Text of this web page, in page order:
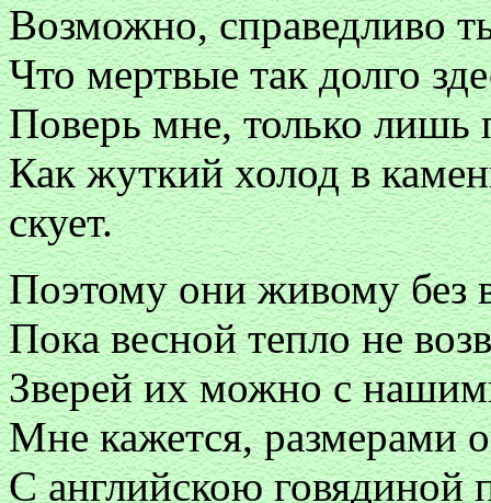
Возможно, справедливо
Что мертвые так долго
Поверь мне, только лишь
Как жуткий холод в
скует.
Поэтому они живому без
Пока весной тепло не
Зверей их можно с
Мне кажется, размерами
С английскою говядиной